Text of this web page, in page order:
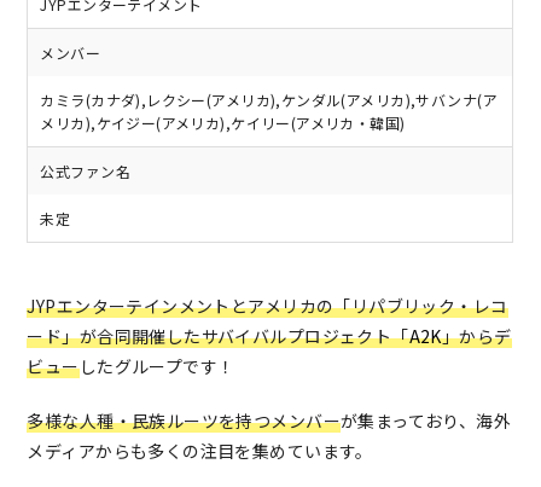
JYPエンターテイメント
メンバー
カミラ(カナダ),レクシー(アメリカ),ケンダル(アメリカ),サバンナ(ア
メリカ),ケイジー(アメリカ),ケイリー(アメリカ・韓国)
公式ファン名
未定
JYPエンターテインメントとアメリカの「リパブリック・レコ
ード」が合同開催したサバイバルプロジェクト「A2K」からデ
ビューしたグループです！
多様な人種・民族ルーツを持つメンバーが集まっており、海外
メディアからも多くの注目を集めています。